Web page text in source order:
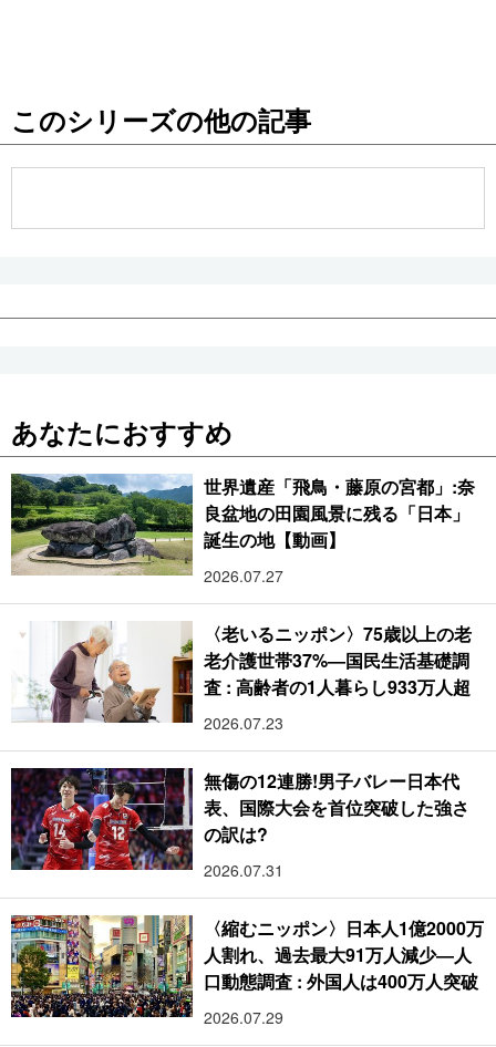
お知らせ
公式SNS
このシリーズの他の記事
あなたにおすすめ
世界遺産「飛鳥・藤原の宮都」:奈
良盆地の田園風景に残る「日本」
誕生の地【動画】
2026.07.27
〈老いるニッポン〉75歳以上の老
老介護世帯37%―国民生活基礎調
査 : 高齢者の1人暮らし933万人超
2026.07.23
無傷の12連勝!男子バレー日本代
表、国際大会を首位突破した強さ
の訳は?
2026.07.31
〈縮むニッポン〉日本人1億2000万
人割れ、過去最大91万人減少―人
口動態調査 : 外国人は400万人突破
2026.07.29